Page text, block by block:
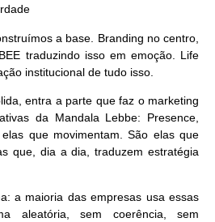
a base. Branding no centro,
traduzindo isso em emoção. Life
institucional de tudo isso.
entra a parte que faz o marketing
da Mandala Lebbe: Presence,
que movimentam. São elas que
que, dia a dia, traduzem estratégia
a maioria das empresas usa essas
aleatória, sem coerência, sem